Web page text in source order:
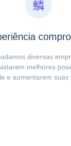
diversas
melhores
e aumentarem suas